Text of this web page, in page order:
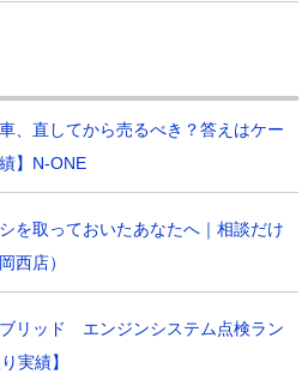
、直してから売るべき？答えはケー
】N-ONE
を取っておいたあなたへ｜相談だけ
西店）
リッド エンジンシステム点検ラン
実績】